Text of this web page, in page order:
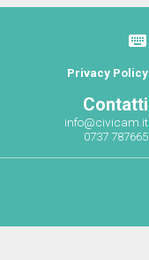
Privacy Policy
Contatti
info@civicam.it
0737 787665